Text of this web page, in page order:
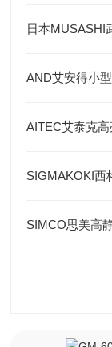
日本MUSASHI
AND艾安得小
AITEC艾泰克